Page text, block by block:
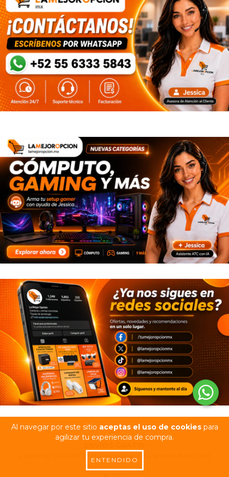
Al navegar por este sitio aceptas el uso de cookiespara
agilizar tu experiencia de compra.
ENTENDIDO